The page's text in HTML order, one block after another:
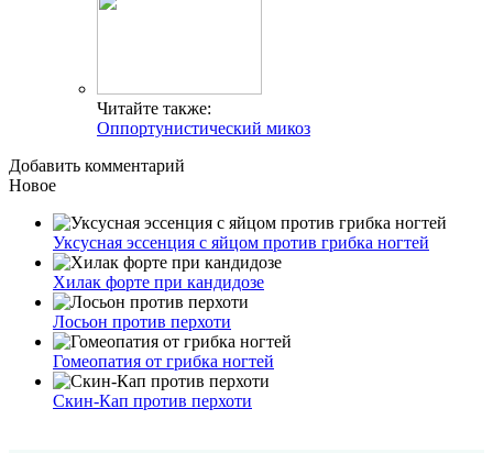
Читайте также:
Оппортунистический микоз
Добавить комментарий
Новое
Уксусная эссенция с яйцом против грибка ногтей
Хилак форте при кандидозе
Лосьон против перхоти
Гомеопатия от грибка ногтей
Скин-Кап против перхоти